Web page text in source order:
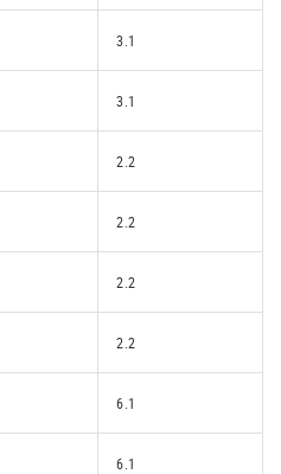
3.1
3.1
2.2
2.2
2.2
2.2
6.1
6.1